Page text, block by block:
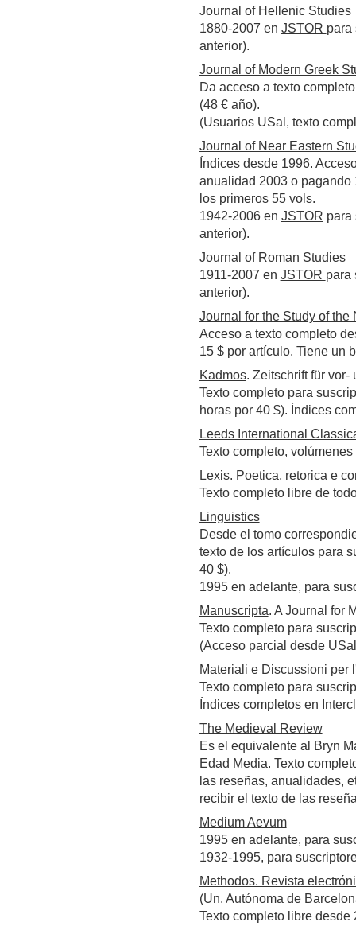
Journal of Hellenic Studies
1880-2007 en JSTOR para
anterior).
Journal of Modern Greek
Da acceso a texto
(48 € año).
(Usuarios USal, texto
Journal of Near Eastern
Índices desde 1996.
anualidad 2003 o pagando
los primeros 55 vols.
1942-2006 en JSTOR para
anterior).
Journal of Roman Studies
1911-2007 en JSTOR para
anterior).
Journal for the Study of the
Acceso a texto completo
15 $ por artículo. Tiene un
Kadmos. Zeitschrift für vor-
Texto completo para
horas por 40 $). Índices
Leeds International
Texto completo,
Lexis. Poetica, retorica e
Texto completo libre de
Linguistics
Desde el tomo
texto de los artículos para
40 $).
1995 en adelante, para
Manuscripta. A Journal for
Texto completo para
(Acceso parcial desde
Materiali e Discussioni per
Texto completo para
Índices completos en
The Medieval Review
Es el equivalente al Bryn
Edad Media. Texto
las reseñas, anualidades,
recibir el texto de las
Medium Aevum
1995 en adelante, para
1932-1995, para
Methodos. Revista
(Un. Autónoma de
Texto completo libre